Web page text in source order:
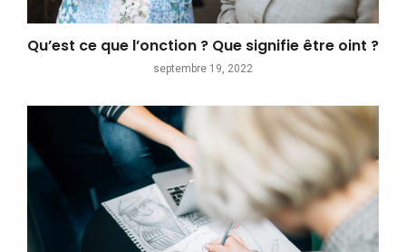
Qu’est ce que l’onction ? Que signifie être oint ?
septembre 19, 2022